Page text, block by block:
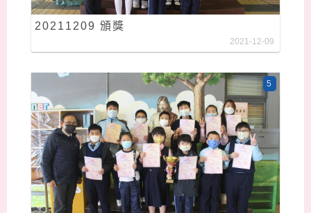
20211209 頒獎
2021-12-09
5